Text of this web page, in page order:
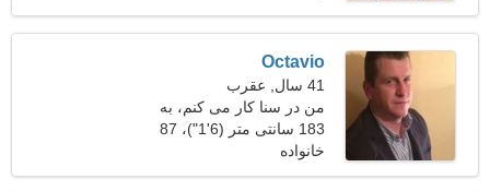
Octavio
41 سال, عقرب
من در سنا کار می کنم، به
یک زن پرشور نیاز دارم 183 سانتی متر (6'1")، 87
کیلوگرم (191 پوند)
خانواده